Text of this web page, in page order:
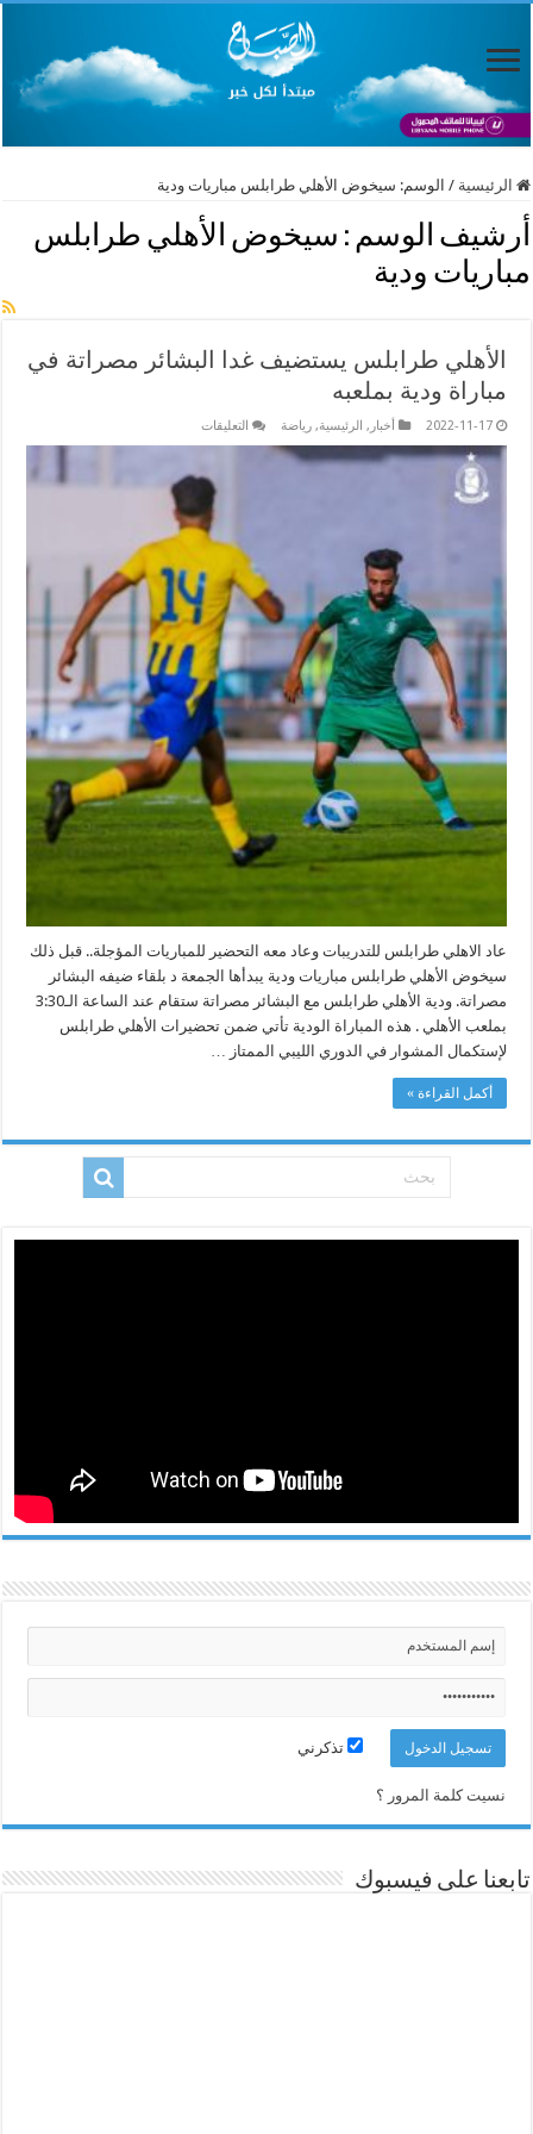
الرئيسية / الوسم: سيخوض الأهلي طرابلس مباريات ودية
أرشيف الوسم : سيخوض الأهلي طرابلس
مباريات ودية
الأهلي طرابلس يستضيف غدا البشائر مصراتة في
مباراة ودية بملعبه
2022-11-17 أخبار , الرئيسية,رياضة التعليقات
يستضيف
البشائر
مصراتة
في
ودية
بملعبه
مغلقة
عاد الاهلي طرابلس للتدريبات وعاد معه التحضير للمباريات المؤجلة.. قبل ذلك
سيخوض الأهلي طرابلس مباريات ودية يبدأها الجمعة د بلقاء ضيفه البشائر
مصراتة. ودية الأهلي طرابلس مع البشائر مصراتة ستقام عند الساعة الـ3:30
بملعب الأهلي . هذه المباراة الودية تأتي ضمن تحضيرات الأهلي طرابلس
لإستكمال المشوار في الدوري الليبي الممتاز …
أكمل القراءة »
تذكرني
نسيت كلمة المرور ؟
تابعنا على فيسبوك